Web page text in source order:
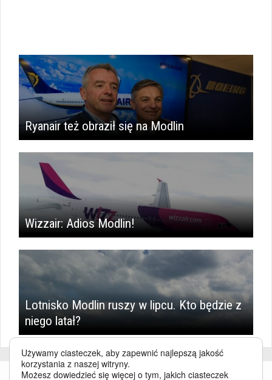
Ryanair też obraził się na Modlin
Wizzair: Adios Modlin!
Lotnisko Modlin ruszy w lipcu. Kto będzie z
niego latał?
Używamy ciasteczek, aby zapewnić najlepszą jakość
korzystania z naszej witryny.
Możesz dowiedzieć się więcej o tym, jakich ciasteczek